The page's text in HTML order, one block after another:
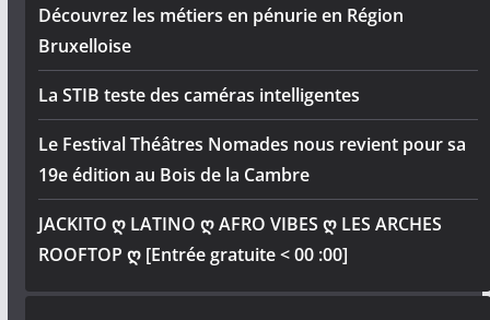
Découvrez les métiers en pénurie en Région
Bruxelloise
La STIB teste des caméras intelligentes
Le Festival Théâtres Nomades nous revient pour sa
19e édition au Bois de la Cambre
JACKITO ღ LATINO ღ AFRO VIBES ღ LES ARCHES
ROOFTOP ღ [Entrée gratuite < 00 :00]